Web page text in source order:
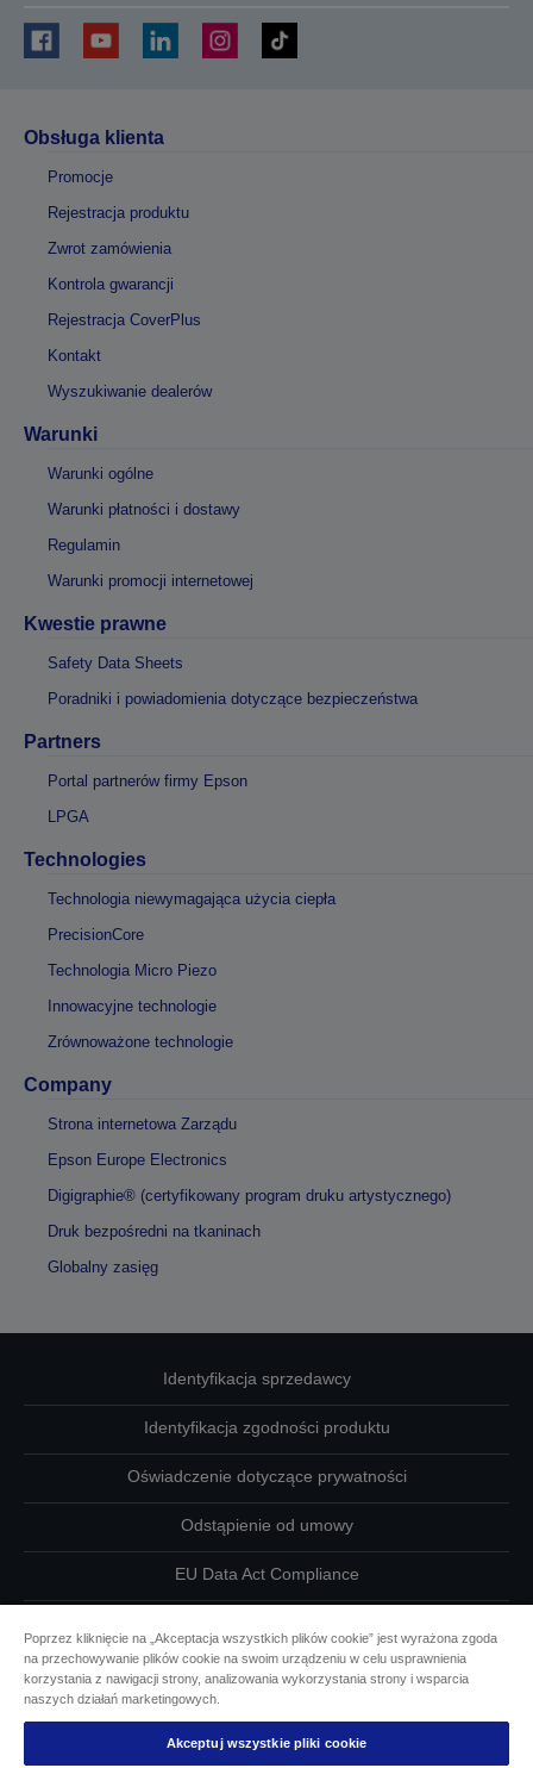
Obsługa klienta
Promocje
Rejestracja produktu
Zwrot zamówienia
Kontrola gwarancji
Rejestracja CoverPlus
Kontakt
Wyszukiwanie dealerów
Warunki
Warunki ogólne
Warunki płatności i dostawy
Regulamin
Warunki promocji internetowej
Kwestie prawne
Safety Data Sheets
Poradniki i powiadomienia dotyczące bezpieczeństwa
Partners
Portal partnerów firmy Epson
LPGA
Technologies
Technologia niewymagająca użycia ciepła
PrecisionCore
Technologia Micro Piezo
Innowacyjne technologie
Zrównoważone technologie
Company
Strona internetowa Zarządu
Epson Europe Electronics
Digigraphie® (certyfikowany program druku artystycznego)
Druk bezpośredni na tkaninach
Globalny zasięg
Identyfikacja sprzedawcy
Identyfikacja zgodności produktu
Oświadczenie dotyczące prywatności
Odstąpienie od umowy
EU Data Act Compliance
Informacje o plikach cookie
Działania firmy Epson na rzecz dostępności
Poprzez kliknięcie na „Akceptacja wszystkich plików cookie” jest wyrażona zgoda
na przechowywanie plików cookie na swoim urządzeniu w celu usprawnienia
korzystania z nawigacji strony, analizowania wykorzystania strony i wsparcia
naszych działań marketingowych.
Akceptuj wszystkie pliki cookie